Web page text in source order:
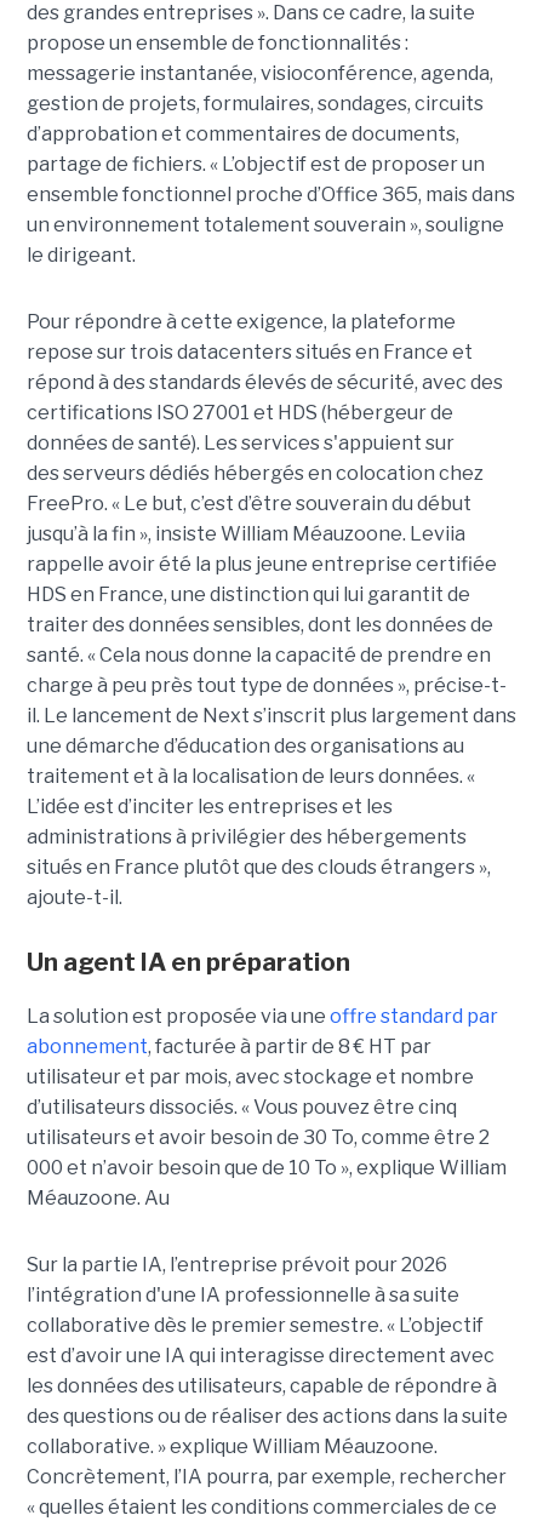
des grandes entreprises ». Dans ce cadre, la suite
propose un ensemble de fonctionnalités :
messagerie instantanée, visioconférence, agenda,
gestion de projets, formulaires, sondages, circuits
d’approbation et commentaires de documents,
partage de fichiers. « L’objectif est de proposer un
ensemble fonctionnel proche d’Office 365, mais dans
un environnement totalement souverain », souligne
le dirigeant.
Pour répondre à cette exigence, la plateforme
repose sur trois datacenters situés en France et
répond à des standards élevés de sécurité, avec des
certifications ISO 27001 et HDS (hébergeur de
données de santé). Les services s'appuient sur
des serveurs dédiés hébergés en colocation chez
FreePro. « Le but, c’est d’être souverain du début
jusqu’à la fin », insiste William Méauzoone. Leviia
rappelle avoir été la plus jeune entreprise certifiée
HDS en France, une distinction qui lui garantit de
traiter des données sensibles, dont les données de
santé. « Cela nous donne la capacité de prendre en
charge à peu près tout type de données », précise-t-
il. Le lancement de Next s’inscrit plus largement dans
une démarche d’éducation des organisations au
traitement et à la localisation de leurs données. «
L’idée est d’inciter les entreprises et les
administrations à privilégier des hébergements
situés en France plutôt que des clouds étrangers »,
ajoute-t-il.
Un agent IA en préparation
La solution est proposée via une offre standard par
abonnement, facturée à partir de 8 € HT par
utilisateur et par mois, avec stockage et nombre
d’utilisateurs dissociés. « Vous pouvez être cinq
utilisateurs et avoir besoin de 30 To, comme être 2
000 et n’avoir besoin que de 10 To », explique William
Méauzoone. Au
Sur la partie IA, l’entreprise prévoit pour 2026
l’intégration d'une IA professionnelle à sa suite
collaborative dès le premier semestre. « L’objectif
est d’avoir une IA qui interagisse directement avec
les données des utilisateurs, capable de répondre à
des questions ou de réaliser des actions dans la suite
collaborative. » explique William Méauzoone.
Concrètement, l’IA pourra, par exemple, rechercher
« quelles étaient les conditions commerciales de ce